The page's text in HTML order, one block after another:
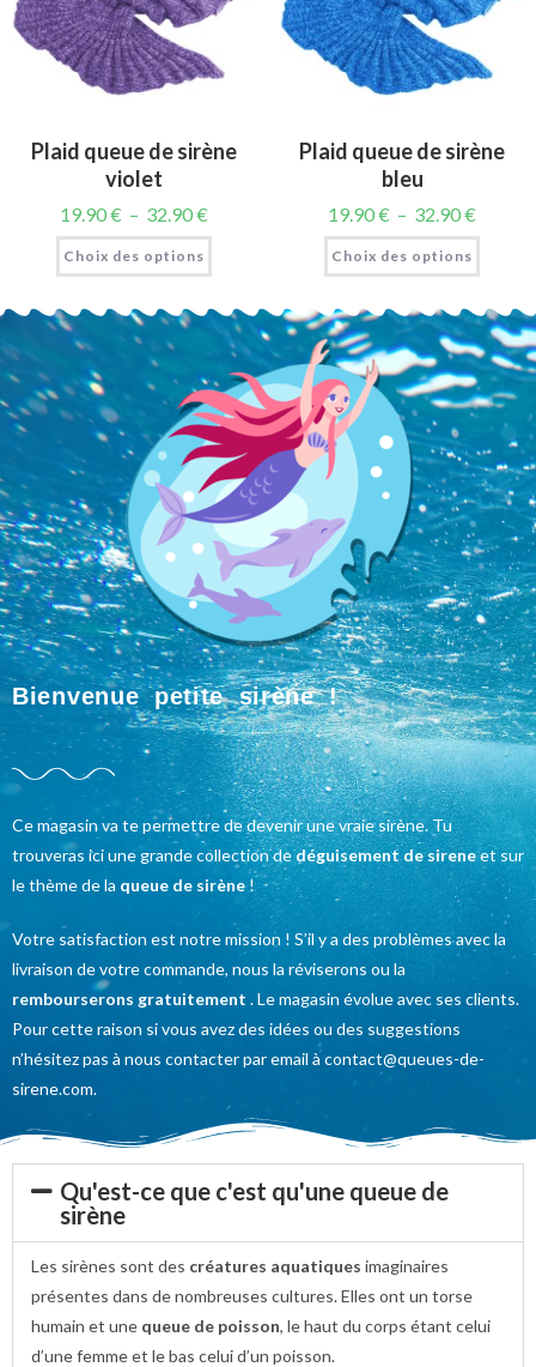
Plaid queue de sirène
violet
19.90€ – 32.90€
Choix des options
Plaid queue de sirène
bleu
19.90€ – 32.90€
Choix des options
Bienvenuepetite sirène!
Ce magasin va te permettre de devenir une vraie sirène. Tu
trouveras ici une grande collection dedéguisement de sireneet sur
le thème de la queue de sirène!
Votre satisfaction est notre mission ! S’il y a des problèmes avec la
livraison de votre commande, nous la réviserons ou la
rembourserons gratuitement . Le magasin évolue avec ses clients.
Pour cette raison si vous avez des idées ou des suggestions
n’hésitez pas à nous contacter par email à contact@queues-de-
sirene.com.
Qu'est-ce que c'est qu'une queue de
sirène
Les sirènes sont des créatures aquatiques imaginaires
présentes dans de nombreuses cultures. Elles ont un torse
humain et une queue de poisson, le haut du corps étant celui
d’une femme et le bas celui d’un poisson.